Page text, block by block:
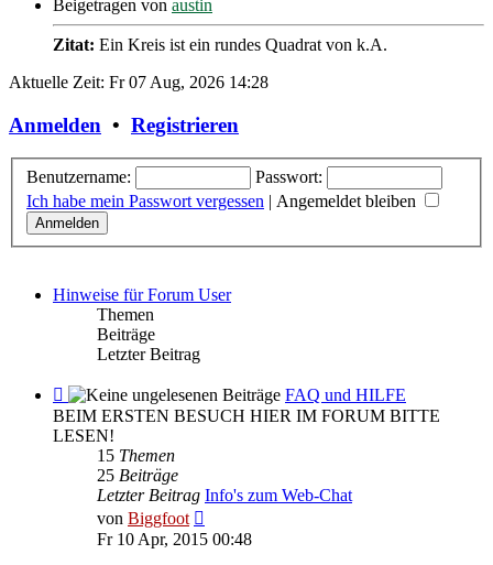
Beigetragen von austin
Zitat: Ein Kreis ist ein rundes Quadrat von k.A.
Aktuelle Zeit: Fr 07 Aug, 2026 14:28
Anmelden • Registrieren
Benutzername:
Passwort:
Ich habe mein Passwort vergessen | Angemeldet bleiben
Hinweise für Forum User
Themen
Beiträge
Letzter Beitrag
Feed
-
FAQ
HILFE
FAQ und HILFE
BEIM ERSTEN BESUCH HIER IM FORUM BITTE
LESEN!
15 Themen
25 Beiträge
Letzter Beitrag Info's zum Web-Chat
von Biggfoot
Beitrag
Fr 10 Apr, 2015 00:48